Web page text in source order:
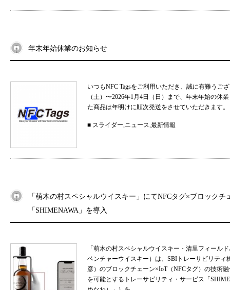
年末年始休業のお知らせ
いつもNFC Tagsをご利用いただき、誠に有難う
（土）〜2026年1月4日（日）まで、年末年始の
た商品は年明けに順次発送をさせていただきます
■ スライダー,ニュース,最新情報
「萌木の村スペシャルウイスキー」にてNFCタグ×ブロックチ
「SHIMENAWA」を導入
「萌木の村スペシャルウイスキー・清里フィール
ベンチャーウイスキー）は、SBIトレーサビリテ
彦）のブロックチェーン×IoT（NFCタグ）の技術
を可能とするトレーサビリティ・サービス「